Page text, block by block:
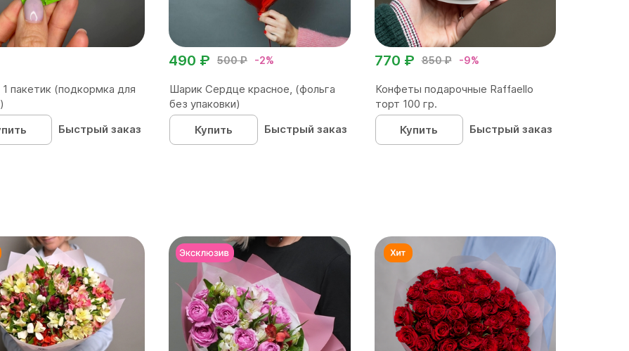
1 пакетик (подкормка для
Быстрый заказ
500 ₽ -2%
490 ₽
Шарик Сердце красное, (фольга
без упаковки)
Купить
Быстрый заказ
850 ₽ -9%
770 ₽
Конфеты подарочные Raffaello
торт 100 гр.
Купить
Быстрый заказ